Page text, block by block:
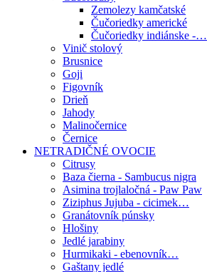
Zemolezy kamčatské
Čučoriedky americké
Čučoriedky indiánske -…
Vinič stolový
Brusnice
Goji
Figovník
Drieň
Jahody
Malinočernice
Černice
NETRADIČNÉ OVOCIE
Citrusy
Baza čierna - Sambucus nigra
Asimina trojlaločná - Paw Paw
Ziziphus Jujuba - cicimek…
Granátovník púnsky
Hlošiny
Jedlé jarabiny
Hurmikaki - ebenovník…
Gaštany jedlé